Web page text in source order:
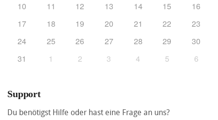
10
11 12 13 14 15
16
17
18 19 20 21 22
23
24
25 26 27 28 29
30
31
1 2 3 4 5 6
Support
Du benötigst Hilfe oder hast eine Frage an uns?